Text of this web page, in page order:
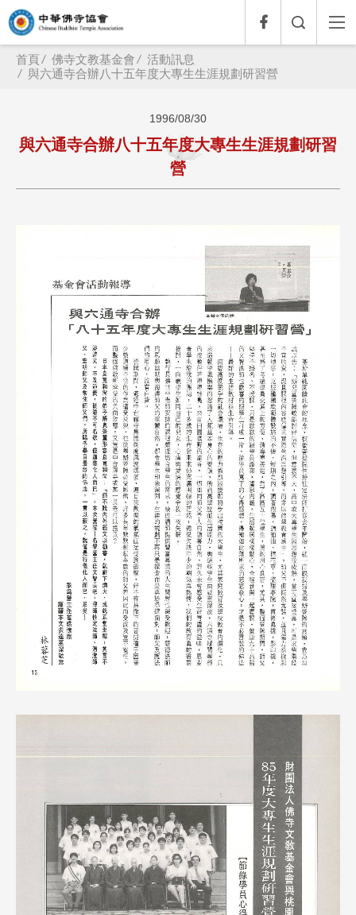
首頁 佛寺文教基金會
活動訊息
與六通寺合辦八十五年度大專生生涯規劃研習營
1996/08/30
與六通寺合辦八十五年度大專生生涯規劃研習
營